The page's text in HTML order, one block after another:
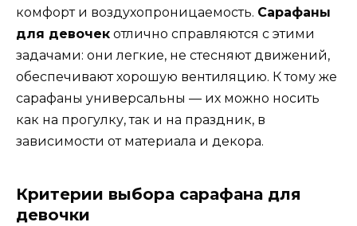
комфорт и воздухопроницаемость. Сарафаны
для девочек отлично справляются с этими
задачами: они легкие, не стесняют движений,
обеспечивают хорошую вентиляцию. К тому же
сарафаны универсальны — их можно носить
как на прогулку, так и на праздник, в
зависимости от материала и декора.
Критерии выбора сарафана для
девочки